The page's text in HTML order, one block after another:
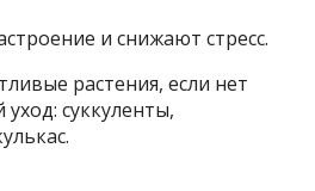
и снижают стресс.
растения, если нет
суккуленты,